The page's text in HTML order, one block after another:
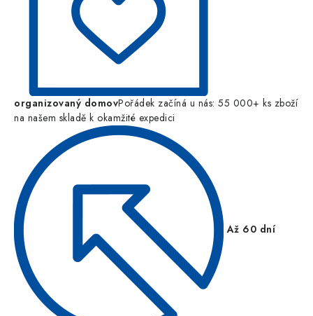
organizovaný domovPořádek začíná u nás: 55 000+ ks zboží
na našem skladě k okamžité expedici
Až 60 dní